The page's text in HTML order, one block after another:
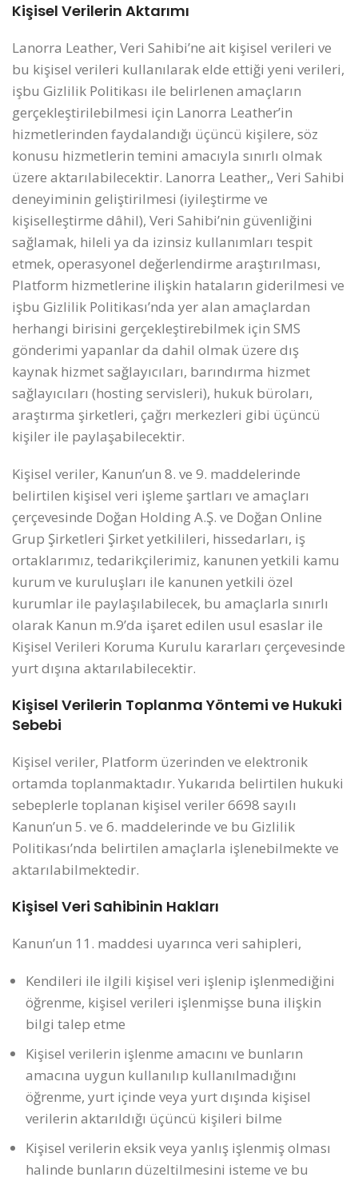
Kişisel Verilerin Aktarımı
Lanorra Leather, Veri Sahibi’ne ait kişisel verileri ve
bu kişisel verileri kullanılarak elde ettiği yeni verileri,
işbu Gizlilik Politikası ile belirlenen amaçların
gerçekleştirilebilmesi için Lanorra Leather’in
hizmetlerinden faydalandığı üçüncü kişilere, söz
konusu hizmetlerin temini amacıyla sınırlı olmak
üzere aktarılabilecektir. Lanorra Leather,, Veri Sahibi
deneyiminin geliştirilmesi (iyileştirme ve
kişiselleştirme dâhil), Veri Sahibi’nin güvenliğini
sağlamak, hileli ya da izinsiz kullanımları tespit
etmek, operasyonel değerlendirme araştırılması,
Platform hizmetlerine ilişkin hataların giderilmesi ve
işbu Gizlilik Politikası’nda yer alan amaçlardan
herhangi birisini gerçekleştirebilmek için SMS
gönderimi yapanlar da dahil olmak üzere dış
kaynak hizmet sağlayıcıları, barındırma hizmet
sağlayıcıları (hosting servisleri), hukuk büroları,
araştırma şirketleri, çağrı merkezleri gibi üçüncü
kişiler ile paylaşabilecektir.
Kişisel veriler, Kanun’un 8. ve 9. maddelerinde
belirtilen kişisel veri işleme şartları ve amaçları
çerçevesinde Doğan Holding A.Ş. ve Doğan Online
Grup Şirketleri Şirket yetkilileri, hissedarları, iş
ortaklarımız, tedarikçilerimiz, kanunen yetkili kamu
kurum ve kuruluşları ile kanunen yetkili özel
kurumlar ile paylaşılabilecek, bu amaçlarla sınırlı
olarak Kanun m.9’da işaret edilen usul esaslar ile
Kişisel Verileri Koruma Kurulu kararları çerçevesinde
yurt dışına aktarılabilecektir.
Kişisel Verilerin Toplanma Yöntemi ve Hukuki
Sebebi
Kişisel veriler, Platform üzerinden ve elektronik
ortamda toplanmaktadır. Yukarıda belirtilen hukuki
sebeplerle toplanan kişisel veriler 6698 sayılı
Kanun’un 5. ve 6. maddelerinde ve bu Gizlilik
Politikası’nda belirtilen amaçlarla işlenebilmekte ve
aktarılabilmektedir.
Kişisel Veri Sahibinin Hakları
Kanun’un 11. maddesi uyarınca veri sahipleri,
Kendileri ile ilgili kişisel veri işlenip işlenmediğini
öğrenme, kişisel verileri işlenmişse buna ilişkin
bilgi talep etme
Kişisel verilerin işlenme amacını ve bunların
amacına uygun kullanılıp kullanılmadığını
öğrenme, yurt içinde veya yurt dışında kişisel
verilerin aktarıldığı üçüncü kişileri bilme
Kişisel verilerin eksik veya yanlış işlenmiş olması
halinde bunların düzeltilmesini isteme ve bu